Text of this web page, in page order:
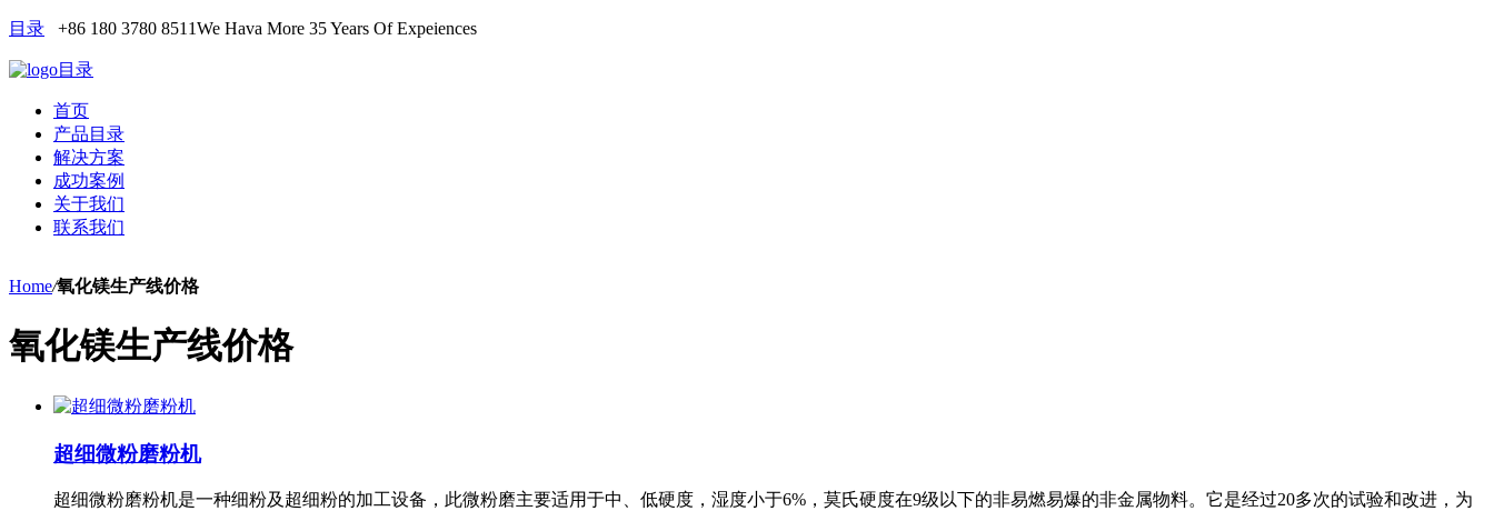
目录 +86 180 3780 8511We Hava More 35 Years Of Expeiences
目录
首页
产品目录
解决方案
成功案例
关于我们
联系我们
Home/氧化镁生产线价格
氧化镁生产线价格
超细微粉磨粉机
超细微粉磨粉机是一种细粉及超细粉的加工设备，此微粉磨主要适用于中、低硬度，湿度小于6%，莫氏硬度在9级以下的非易燃易爆的非金属物料。它是经过20多次的试验和改进，为